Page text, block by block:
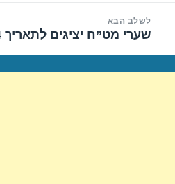
לשלב הבא
הפוסט
שערי מט”ח יציגים לתאריך 02/04/2024